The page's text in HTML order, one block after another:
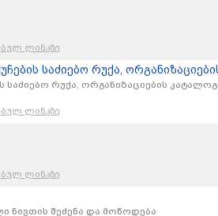
ლინკზე
საძიებო რუქა,
რუქა, ორგანიზაციების
ლინკზე
ლინკზე
ნივთის შეძენა და მოწოდება